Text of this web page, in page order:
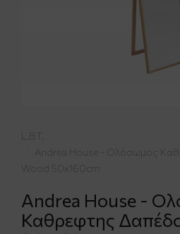
L.B.T.
Andrea House - Ολόσωμος
Wood 50x160cm
Andrea House -
Καθρεφτης